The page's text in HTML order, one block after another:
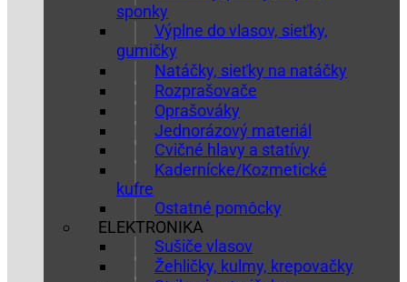
sponky
Výplne do vlasov, sieťky,
gumičky
Natáčky, sieťky na natáčky
Rozprašovače
Oprašováky
Jednorázový materiál
Cvičné hlavy a statívy
Kadernícke/Kozmetické
kufre
Ostatné pomôcky
ELEKTRONIKA
Sušiče vlasov
Žehličky, kulmy, krepovačky